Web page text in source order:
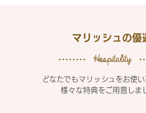
マリッシュの優
どなたでもマリッシュをお使
様々な特典をご用意しま